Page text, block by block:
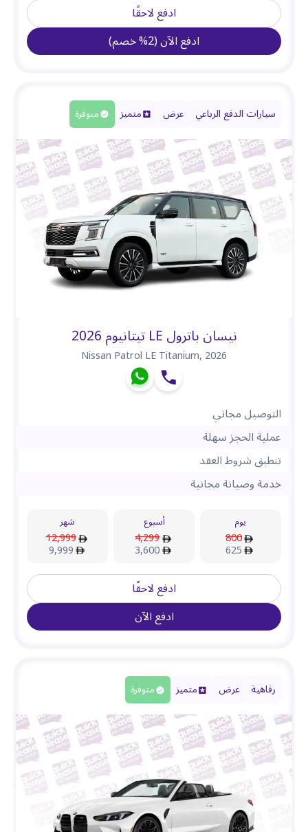
ادفع لاحقًا
ادفع الآن(
2
%خصم)
سيارات الدفع الرباعي عرض متميز متوفرة
نيسان باترول LE تيتانيوم 2026
Nissan Patrol LE Titanium,2026
التوصيل مجاني
عملية الحجز سهلة
تنطبق شروط العقد
خدمة وصيانة مجانية
يوم
800
625
أسبوع
4,299
3,600
شهر
12,999
9,999
ادفع لاحقًا
ادفع الآن
رفاهية عرض متميز متوفرة